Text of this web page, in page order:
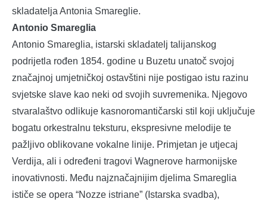
skladatelja Antonia Smareglie.
Antonio Smareglia
Antonio Smareglia, istarski skladatelj talijanskog
podrijetla rođen 1854. godine u Buzetu unatoč svojoj
značajnoj umjetničkoj ostavštini nije postigao istu razinu
svjetske slave kao neki od svojih suvremenika. Njegovo
stvaralaštvo odlikuje kasnoromantičarski stil koji uključuje
bogatu orkestralnu teksturu, ekspresivne melodije te
pažljivo oblikovane vokalne linije. Primjetan je utjecaj
Verdija, ali i određeni tragovi Wagnerove harmonijske
inovativnosti. Među najznačajnijim djelima Smareglia
ističe se opera “Nozze istriane” (Istarska svadba),